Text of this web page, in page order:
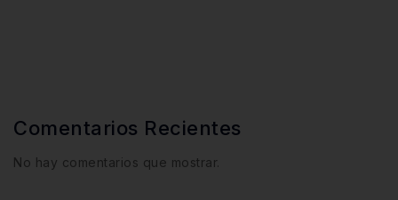
Comentarios Recientes
No hay comentarios que mostrar.